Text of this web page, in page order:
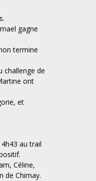
gagne
termine
challenge de
ont
et
au trail
Céline,
de Chimay.